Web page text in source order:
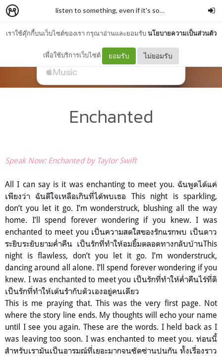
เราใช้คุ๊กกี้บนเว็บไซต์ของเรา กรุณาอ่านและยอมรับนโยบายความเป็นส่วนตัว
เพื่อใช้บริการเว็บไซต์ ยอมรับ ไม่ยอมรับ
listen to something, even if it's someone's farewell song.
Enchanted
Speak Now: Enchanted by Taylor Swift
All I can say is it was enchanting to meet you. ฉันพูดได้แค่
เพียงว่า ฉันดีใจเหลือเกินที่ได้พบเธอ This night is sparkling,
don’t you let it go. I’m wonderstruck, blushing all the way
home. I’ll spend forever wondering if you knew. I was
enchanted to meet you เป็นความสดใสของรักแรกพบ เป็นดาว
ระยิบระยับยามค่ำคืน เป็นรักที่ทำให้อมยิ้มตลอดทางกลับบ้านThis
night is flawless, don’t you let it go. I’m wonderstruck,
dancing around all alone. I’ll spend forever wondering if you
knew. I was enchanted to meet you เป็นรักที่ทำให้ค่ำคืนไร้ที่ติ
เป็นรักที่ทำให้เต้นรำกับตัวเองอยู่คนเดียว
This is me praying that. This was the very first page. Not
where the story line ends. My thoughts will echo your name
until I see you again. These are the words. I held back as I
was leaving too soon. I was enchanted to meet you. ท่อนนี้
สำหรับเรามันเป็นอารมณ์ที่เยอะมากจนซัดซ่านปนกัน ทั้งเรื่องราว